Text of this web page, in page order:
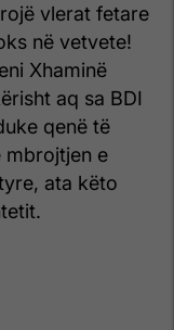
vlerat fetare
në vetvete!
Xhaminë
aq sa BDI
qenë të
mbrojtjen e
ata këto